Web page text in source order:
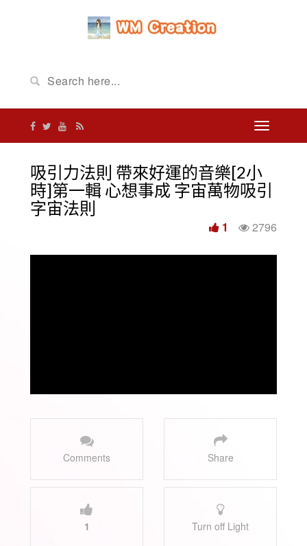
吸引力法則 帶來好運的音樂[2小
時]第一輯 心想事成 字宙萬物吸引
字宙法則
2796
1
Comments Share
1 Turn off Light